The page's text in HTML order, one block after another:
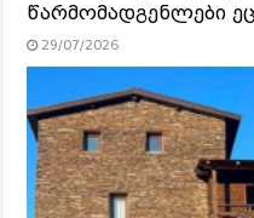
წარმომადგენლები
29/07/2026